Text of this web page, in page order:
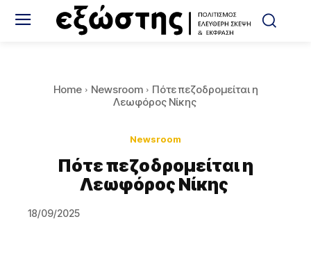
Home Newsroom
Πότε πεζοδρομείται η
Λεωφόρος Νίκης
Newsroom
Πότε πεζοδρομείται η
Λεωφόρος Νίκης
18/09/2025